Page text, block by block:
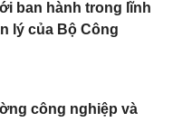
ban hành trong lĩnh
lý của Bộ Công
công nghiệp và